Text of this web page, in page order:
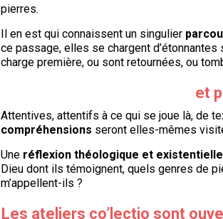
pierres.
Il en est qui connaissent un singulier
ce passage, elles se chargent
charge première, ou sont retournées, ou
et
Attentives, attentifs à ce qui se joue là, de
compréhensions seront elles-mêmes
Une réflexion théologique et existentielle
Dieu dont ils témoignent, quels genres de
m’appellent-ils ?
Les ateliers co’lectio sont